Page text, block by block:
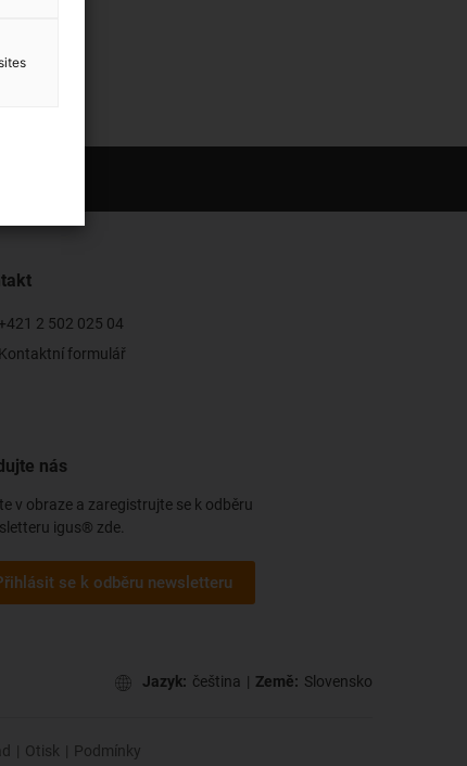
+421 2 502 025 04
Kontaktní formulář
nás
v obraze a zaregistrujte se k odběru
igus® zde.
se k odběru newsletteru
Jazyk: čeština | Země: Slovensko
| Otisk | Podmínky